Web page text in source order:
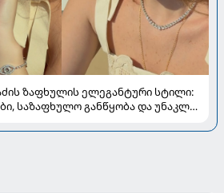
ზაფხულის ელეგანტური სტილი:
საზაფხულო განწყობა და უნაკლო